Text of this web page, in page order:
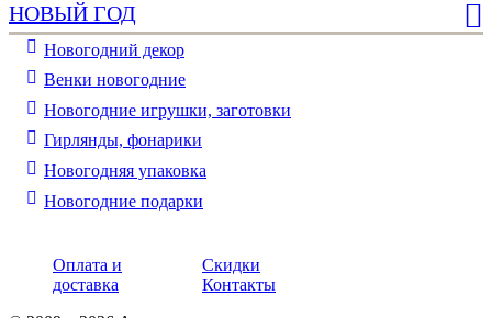
НОВЫЙ ГОД
Новогодний декор
Венки новогодние
Новогодние игрушки, заготовки
Гирлянды, фонарики
Новогодняя упаковка
Новогодние подарки
Оплата и
доставка
Скидки
Контакты